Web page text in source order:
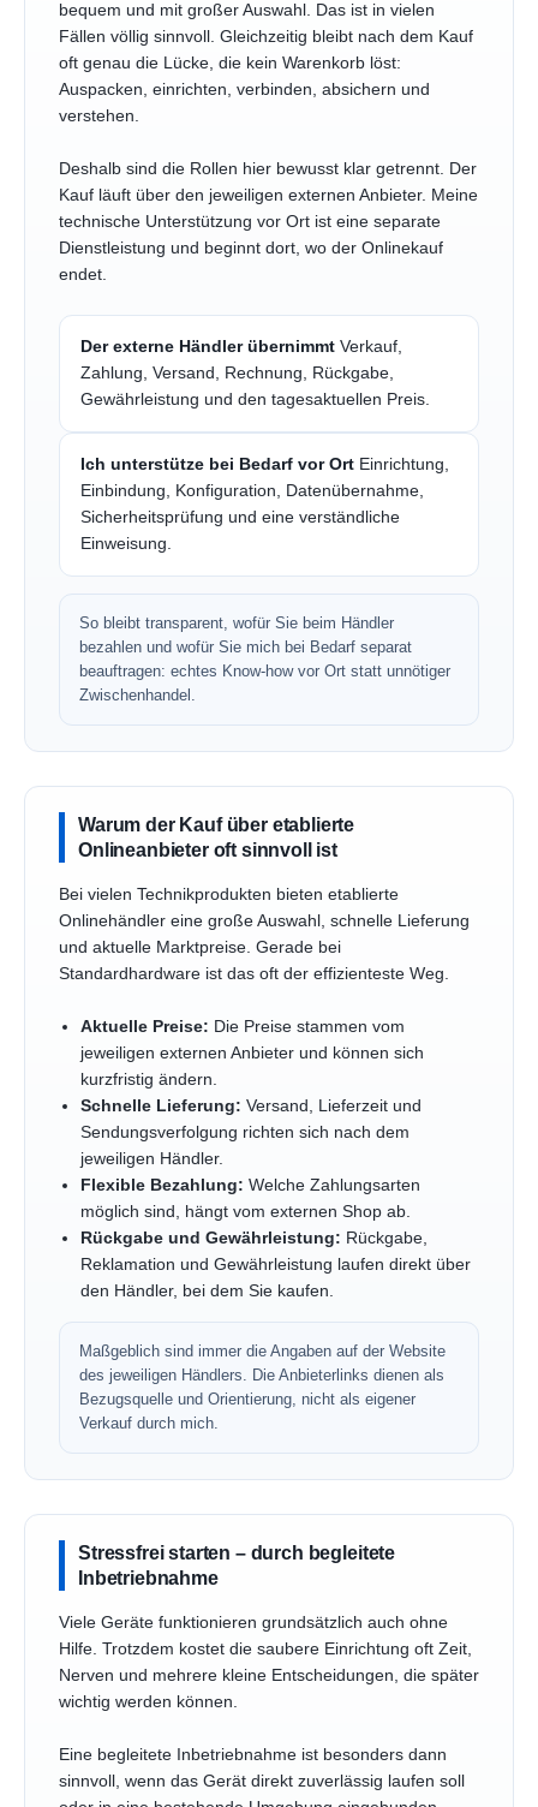
bequem und mit großer Auswahl. Das ist in vielen
Fällen völlig sinnvoll. Gleichzeitig bleibt nach dem Kauf
oft genau die Lücke, die kein Warenkorb löst:
Auspacken, einrichten, verbinden, absichern und
verstehen.
Deshalb sind die Rollen hier bewusst klar getrennt. Der
Kauf läuft über den jeweiligen externen Anbieter. Meine
technische Unterstützung vor Ort ist eine separate
Dienstleistung und beginnt dort, wo der Onlinekauf
endet.
Der externe Händler übernimmt Verkauf,
Zahlung, Versand, Rechnung, Rückgabe,
Gewährleistung und den tagesaktuellen Preis.
Ich unterstütze bei Bedarf vor Ort Einrichtung,
Einbindung, Konfiguration, Datenübernahme,
Sicherheitsprüfung und eine verständliche
Einweisung.
So bleibt transparent, wofür Sie beim Händler
bezahlen und wofür Sie mich bei Bedarf separat
beauftragen: echtes Know-how vor Ort statt unnötiger
Zwischenhandel.
Warum der Kauf über etablierte
Onlineanbieter oft sinnvoll ist
Bei vielen Technikprodukten bieten etablierte
Onlinehändler eine große Auswahl, schnelle Lieferung
und aktuelle Marktpreise. Gerade bei
Standardhardware ist das oft der effizienteste Weg.
Aktuelle Preise: Die Preise stammen vom
jeweiligen externen Anbieter und können sich
kurzfristig ändern.
Schnelle Lieferung: Versand, Lieferzeit und
Sendungsverfolgung richten sich nach dem
jeweiligen Händler.
Flexible Bezahlung: Welche Zahlungsarten
möglich sind, hängt vom externen Shop ab.
Rückgabe und Gewährleistung: Rückgabe,
Reklamation und Gewährleistung laufen direkt über
den Händler, bei dem Sie kaufen.
Maßgeblich sind immer die Angaben auf der Website
des jeweiligen Händlers. Die Anbieterlinks dienen als
Bezugsquelle und Orientierung, nicht als eigener
Verkauf durch mich.
Stressfrei starten – durch begleitete
Inbetriebnahme
Viele Geräte funktionieren grundsätzlich auch ohne
Hilfe. Trotzdem kostet die saubere Einrichtung oft Zeit,
Nerven und mehrere kleine Entscheidungen, die später
wichtig werden können.
Eine begleitete Inbetriebnahme ist besonders dann
sinnvoll, wenn das Gerät direkt zuverlässig laufen soll